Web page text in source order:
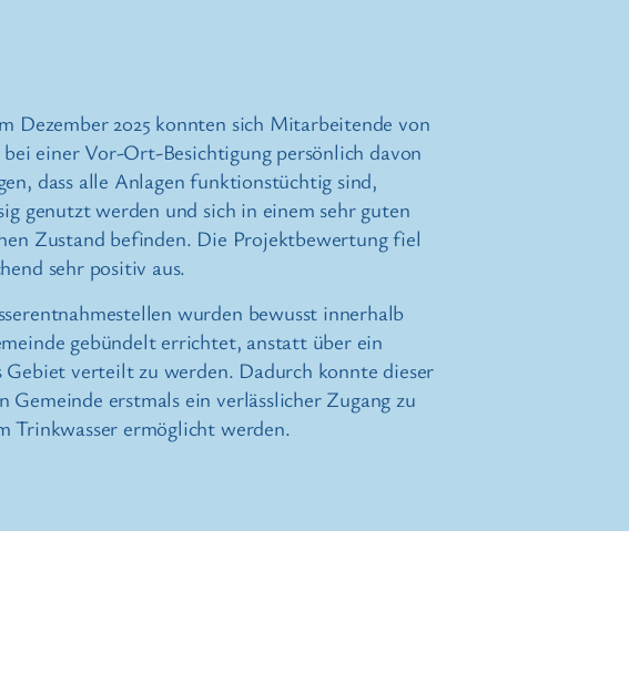
Dezember 2025 konnten sich Mitarbeitende von
einer Vor-Ort-Besichtigung persönlich davon
dass alle Anlagen funktionstüchtig sind,
genutzt werden und sich in einem sehr guten
Zustand befinden. Die Projektbewertung fiel
sehr positiv aus.
wurden bewusst innerhalb
gebündelt errichtet, anstatt über ein
Gebiet verteilt zu werden. Dadurch konnte dieser
Gemeinde erstmals ein verlässlicher Zugang zu
Trinkwasser ermöglicht werden.